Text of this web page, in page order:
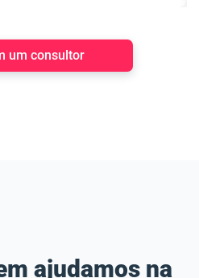
um consultor
ajudamos na